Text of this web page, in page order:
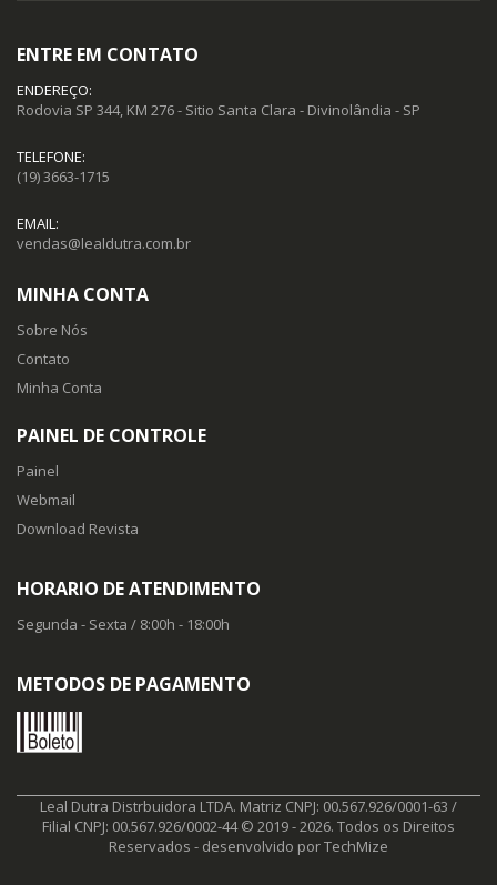
ENTRE EM CONTATO
ENDEREÇO:
Rodovia SP 344, KM 276 - Sitio Santa Clara - Divinolândia - SP
TELEFONE:
(19) 3663-1715
EMAIL:
vendas@lealdutra.com.br
MINHA CONTA
Sobre Nós
Contato
Minha Conta
PAINEL DE CONTROLE
Painel
Webmail
Download Revista
HORARIO DE ATENDIMENTO
Segunda - Sexta / 8:00h - 18:00h
METODOS DE PAGAMENTO
Leal Dutra Distrbuidora LTDA. Matriz CNPJ: 00.567.926/0001-63 /
Filial CNPJ: 00.567.926/0002-44 © 2019 - 2026. Todos os Direitos
Reservados - desenvolvido porTechMize